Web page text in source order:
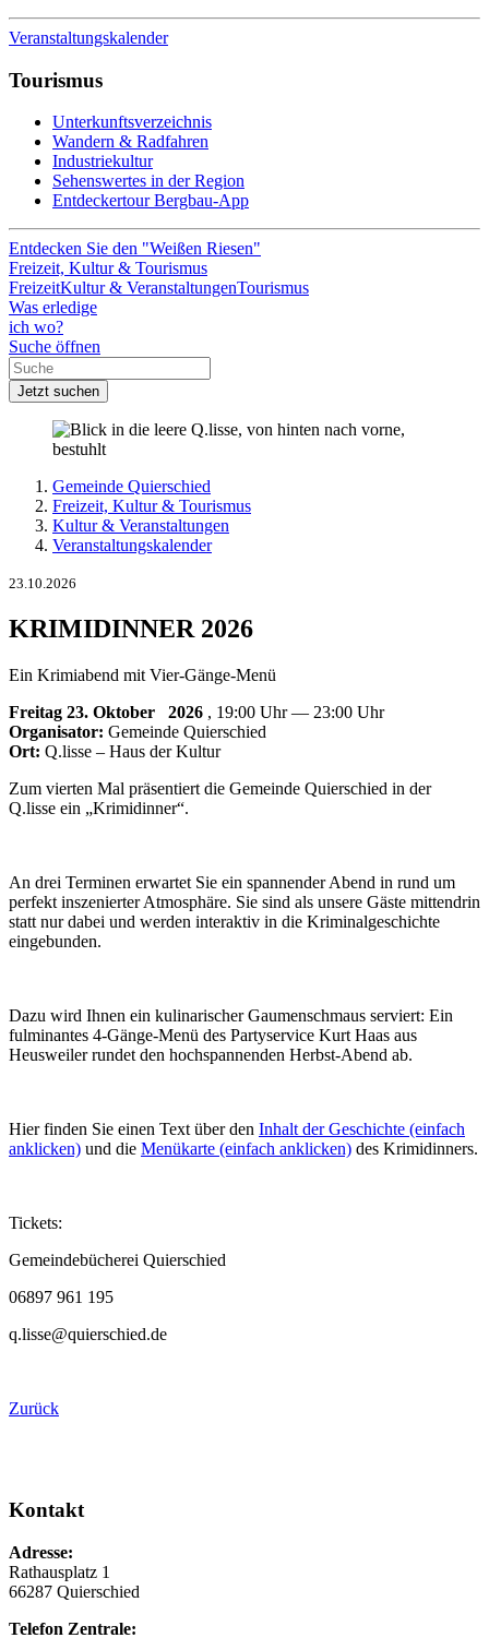
Veranstaltungskalender
Tourismus
Unterkunftsverzeichnis
Wandern & Radfahren
Industriekultur
Sehenswertes in der Region
Entdeckertour Bergbau-App
Entdecken Sie den "Weißen Riesen"
Freizeit, Kultur & Tourismus
FreizeitKultur & VeranstaltungenTourismus
Was erledige
ich wo?
Suche öffnen
Jetzt suchen
Gemeinde Quierschied
Freizeit, Kultur & Tourismus
Kultur & Veranstaltungen
Veranstaltungskalender
23.10.2026
KRIMIDINNER 2026
Ein Krimiabend mit Vier-Gänge-Menü
Freitag 23. Oktober
2026 , 19:00 Uhr — 23:00 Uhr
Organisator: Gemeinde Quierschied
Ort: Q.lisse – Haus der Kultur
Zum vierten Mal präsentiert die Gemeinde Quierschied in der
Q.lisse ein „Krimidinner“.
An drei Terminen erwartet Sie ein spannender Abend in rund um
perfekt inszenierter Atmosphäre. Sie sind als unsere Gäste mittendrin
statt nur dabei und werden interaktiv in die Kriminalgeschichte
eingebunden.
Dazu wird Ihnen ein kulinarischer Gaumenschmaus serviert: Ein
fulminantes 4-Gänge-Menü des Partyservice Kurt Haas aus
Heusweiler rundet den hochspannenden Herbst-Abend ab.
Hier finden Sie einen Text über den Inhalt der Geschichte (einfach
anklicken) und die Menükarte (einfach anklicken) des Krimidinners.
Tickets:
Gemeindebücherei Quierschied
06897 961 195
q.lisse@quierschied.de
Zurück
Kontakt
Adresse:
Rathausplatz 1
66287 Quierschied
Telefon Zentrale: